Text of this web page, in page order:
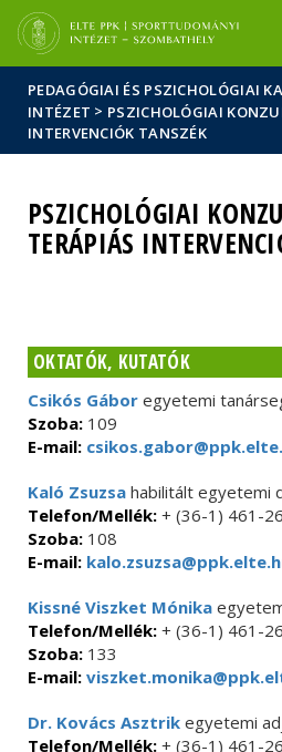
Hírek
ELTE a
PEDAGÓGIAI ÉS PSZICHOLÓGIAI
INTÉZET > PSZICHOLÓGIAI
INTERVENCIÓK TANSZÉK
PSZICHOLÓGIAI
TERÁPIÁS
OKTATÓK, KUTATÓK
Csikós Gábor egyetemi
Szoba: 109
E-mail:
Kaló Zsuzsa habilitált egyetemi
Telefon/Mellék: + (36-1) 461-
Szoba: 108
E-mail:
Kissné Viszket Mónika
Telefon/Mellék: + (36-1) 461-
Szoba: 133
E-mail:
Dr. Kovács Asztrik egyetemi
Telefon/Mellék: + (36-1) 461-